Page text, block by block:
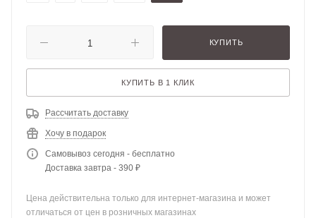
КУПИТЬ
КУПИТЬ В 1 КЛИК
Рассчитать доставку
Хочу в подарок
Самовывоз сегодня - бесплатно
Доставка завтра - 390 ₽
Цена действительна только для интернет-магазина и может
отличаться от цен в розничных магазинах